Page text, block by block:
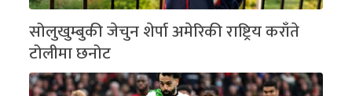
सोलुखुम्बुकी जेचुन शेर्पा अमेरिकी राष्ट्रिय कराँते
टोलीमा छनोट